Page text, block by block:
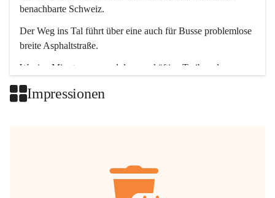
benachbarte Schweiz.
Der Weg ins Tal führt über eine auch für Busse problemlose
breite Asphaltstraße.
Wenige Minuten nur, und das geschäftige Treiben der
Impressionen